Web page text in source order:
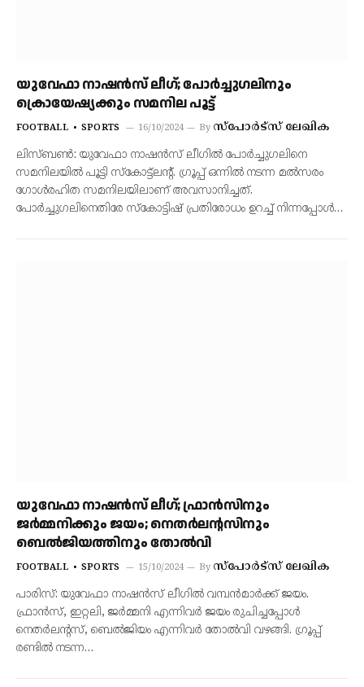
യുവേഫാ നാഷന്‍സ് ലീഗ്; പോര്‍ച്ചുഗലിനും
ക്രൊയേഷ്യക്കും സമനില പൂട്ട്
FOOTBALL SPORTS 16/10/2024 By സ്‌പോര്‍ട്‌സ് ലേഖിക
ലിസ്ബണ്‍: യുവേഫാ നാഷന്‍സ് ലീഗില്‍ പോര്‍ച്ചുഗലിനെ
സമനിലയില്‍ പൂട്ടി സ്‌കോട്ട്‌ലന്റ്. ഗ്രൂപ്പ് ഒന്നില്‍ നടന്ന മല്‍സരം
ഗോള്‍രഹിത സമനിലയിലാണ് അവസാനിച്ചത്.
പോര്‍ച്ചുഗലിനെതിരേ സ്‌കോട്ടിഷ് പ്രതിരോധം ഉറച്ച് നിന്നപ്പോള്‍…
യുവേഫാ നാഷന്‍സ് ലീഗ്; ഫ്രാന്‍സിനും
ജര്‍മ്മനിക്കും ജയം; നെതര്‍ലന്റസിനും
ബെല്‍ജിയത്തിനും തോല്‍വി
FOOTBALL SPORTS 15/10/2024 By സ്‌പോര്‍ട്‌സ് ലേഖിക
പാരിസ്: യുവേഫാ നാഷന്‍സ് ലീഗില്‍ വമ്പന്‍മാര്‍ക്ക് ജയം.
ഫ്രാന്‍സ്, ഇറ്റലി, ജര്‍മ്മനി എന്നിവര്‍ ജയം രുചിച്ചപ്പോള്‍
നെതര്‍ലന്റസ്, ബെല്‍ജിയം എന്നിവര്‍ തോല്‍വി വഴങ്ങി. ഗ്രൂപ്പ്
രണ്ടില്‍ നടന്ന…